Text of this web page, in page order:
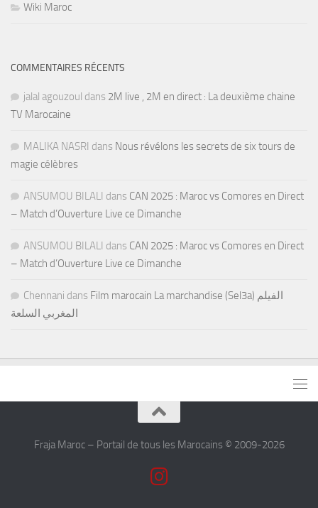
Wiki Maroc
COMMENTAIRES RÉCENTS
jalal agouzoul dans 2M live , 2M en direct : La deuxième chaine
TV Marocaine
MALIKA NASRI dans Nous révélons les secrets de six tours de
magie célèbres
ANSUMOU BILALI dans CAN 2025 : Maroc vs Comores en Direct
– Match d’Ouverture Live ce Dimanche
ANSUMOU BILALI dans CAN 2025 : Maroc vs Comores en Direct
– Match d’Ouverture Live ce Dimanche
Chennani dans Film marocain La marchandise (Sel3a) الفيلم
المغربي السلعة
Fraja Maroc – Portail de tous les Marocains © 2009-2026